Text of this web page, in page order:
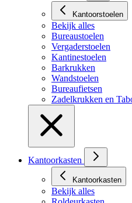
Kantoorstoelen
Bekijk alles
Bureaustoelen
Vergaderstoelen
Kantinestoelen
Barkrukken
Wandstoelen
Bureaufietsen
Zadelkrukken en
Kantoorkasten
Kantoorkasten
Bekijk alles